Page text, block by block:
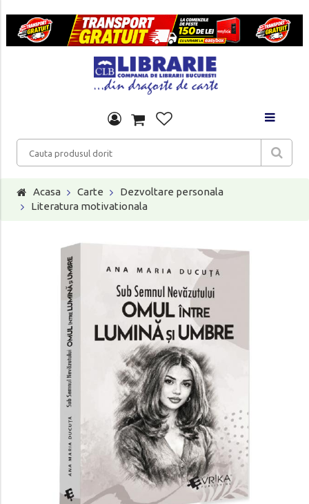
Acasa Carte
Dezvoltare personala
Literatura motivationala